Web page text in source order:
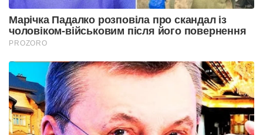
Марічка Падалко розповіла про скандал із
чоловіком-військовим після його повернення
PROZORO